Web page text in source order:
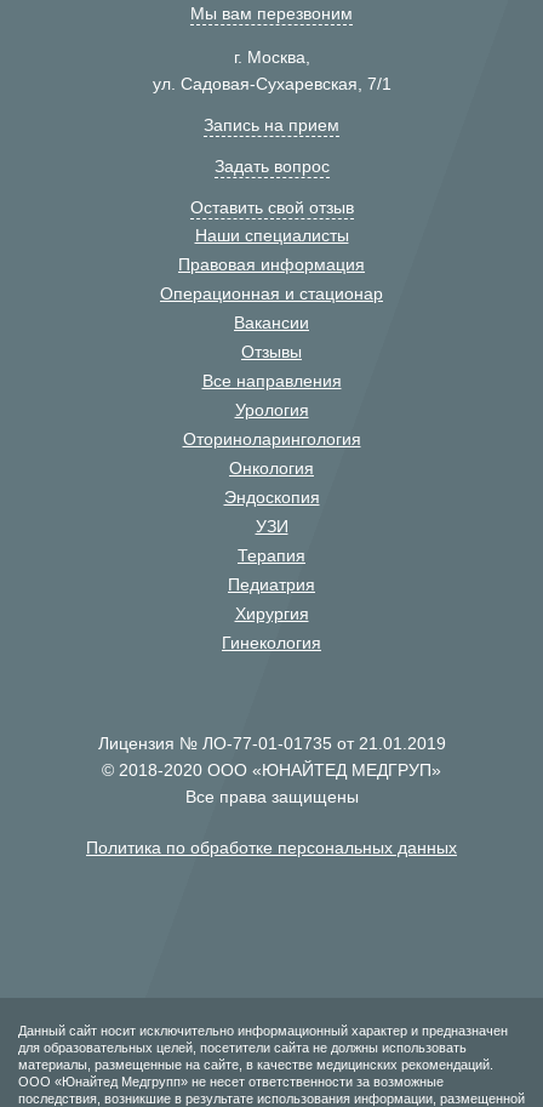
Мы вам перезвоним
г. Москва,
ул. Садовая-Сухаревская, 7/1
Запись на прием
Задать вопрос
Оставить свой отзыв
Наши специалисты
Правовая информация
Операционная и стационар
Вакансии
Отзывы
Все направления
Урология
Оториноларингология
Онкология
Эндоскопия
УЗИ
Терапия
Педиатрия
Хирургия
Гинекология
Лицензия № ЛО-77-01-01735 от 21.01.2019
© 2018-2020 ООО «ЮНАЙТЕД МЕДГРУП»
Все права защищены
Политика по обработке персональных данных
Данный сайт носит исключительно информационный характер и предназначен
для образовательных целей, посетители сайта не должны использовать
материалы, размещенные на сайте, в качестве медицинских рекомендаций.
ООО «Юнайтед Медгрупп» не несет ответственности за возможные
последствия, возникшие в результате использования информации, размещенной